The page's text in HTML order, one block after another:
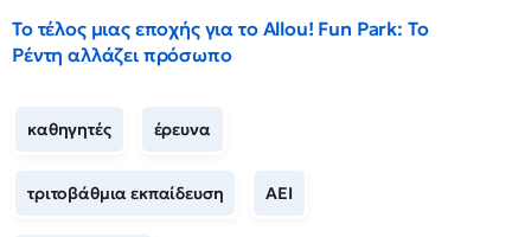
Το τέλος μιας εποχής για το Allou! Fun Park: Το
Ρέντη αλλάζει πρόσωπο
καθηγητές έρευνα
τριτοβάθμια εκπαίδευση ΑΕΙ